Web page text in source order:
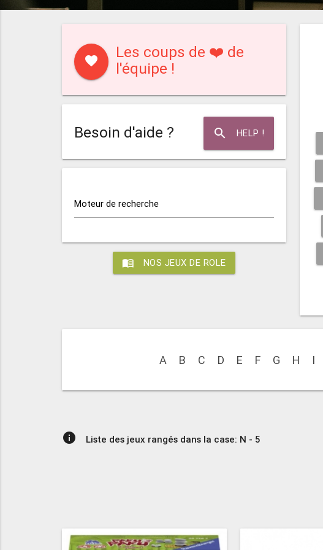
favorite
Les coups de ❤️ de
l'équipe !
search HELP !
Besoin d'aide ?
Moteur de recherche
menu_book NOS JEUX DE ROLE
A B C D E F G H I
info Liste des jeux rangés dans la case: N - 5